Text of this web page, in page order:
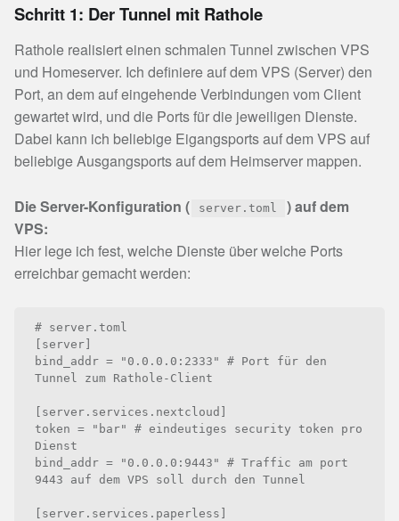
Schritt 1: Der Tunnel mit Rathole
Rathole realisiert einen schmalen Tunnel zwischen VPS
und Homeserver. Ich definiere auf dem VPS (Server) den
Port, an dem auf eingehende Verbindungen vom Client
gewartet wird, und die Ports für die jeweiligen Dienste.
Dabei kann ich beliebige Eigangsports auf dem VPS auf
beliebige Ausgangsports auf dem Heimserver mappen.
Die Server-Konfiguration ( server.toml
) auf dem
VPS:
Hier lege ich fest, welche Dienste über welche Ports
erreichbar gemacht werden:
# server.toml
[server]
bind_addr = "0.0.0.0:2333" # Port für den
Tunnel zum Rathole-Client
[server.services.nextcloud]
token = "bar" # eindeutiges security token pro
Dienst
bind_addr = "0.0.0.0:9443" # Traffic am port
9443 auf dem VPS soll durch den Tunnel
[server.services.paperless]